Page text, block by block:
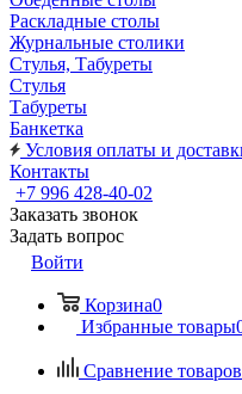
Раскладные столы
Журнальные столики
Стулья, Табуреты
Стулья
Табуреты
Банкетка
Условия оплаты и
Контакты
+7 996 428-40-02
Заказать звонок
Задать вопрос
Войти
Корзина0
Избранные товары
Сравнение товаров